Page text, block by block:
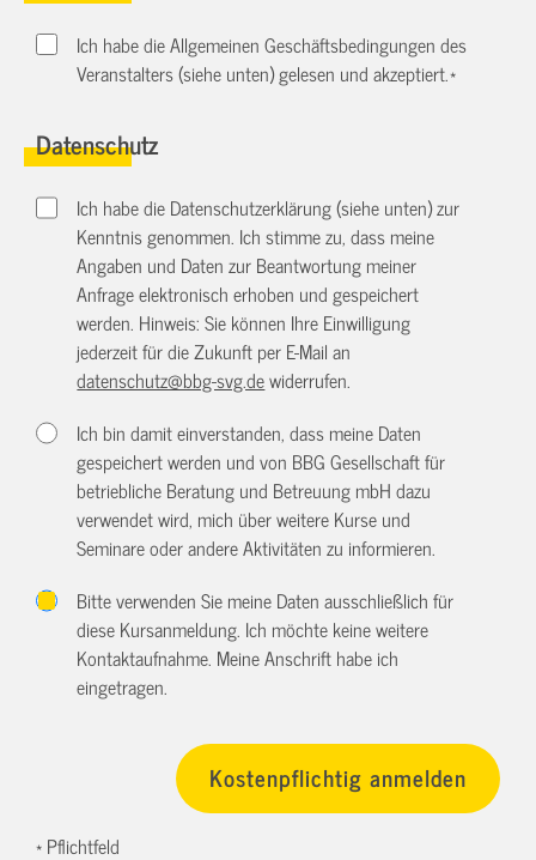
Ich habe die Allgemeinen Geschäftsbedingungen des
Veranstalters (siehe unten) gelesen und akzeptiert.*
Datenschutz
Ich habe die Datenschutzerklärung (siehe unten) zur
Kenntnis genommen. Ich stimme zu, dass meine
Angaben und Daten zur Beantwortung meiner
Anfrage elektronisch erhoben und gespeichert
werden. Hinweis: Sie können Ihre Einwilligung
jederzeit für die Zukunft per E-Mail an
datenschutz@bbg-svg.dewiderrufen.
Ich bin damit einverstanden, dass meine Daten
gespeichert werden und von BBG Gesellschaft für
betriebliche Beratung und Betreuung mbH dazu
verwendet wird, mich über weitere Kurse und
Seminare oder andere Aktivitäten zu informieren.
Bitte verwenden Sie meine Daten ausschließlich für
diese Kursanmeldung. Ich möchte keine weitere
Kontaktaufnahme. Meine Anschrift habe ich
eingetragen.
* Pflichtfeld